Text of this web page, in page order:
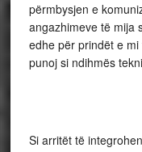
përmbysjen e
angazhimeve të mija
edhe për prindët e
punoj si ndihmës
Si arritët të